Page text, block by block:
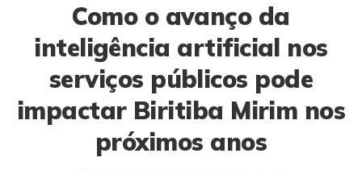
Como o avanço da
inteligência artificial nos
serviços públicos pode
impactar Biritiba Mirim nos
próximos anos